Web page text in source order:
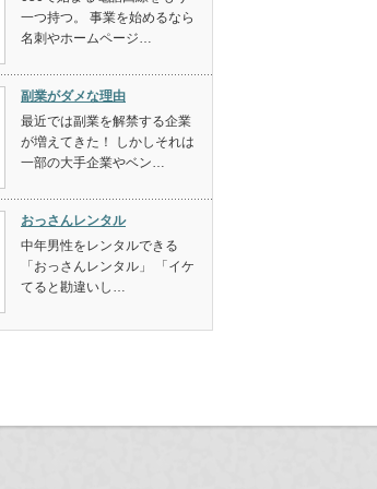
一つ持つ。 事業を始めるなら
名刺やホームページ…
副業がダメな理由
最近では副業を解禁する企業
が増えてきた！ しかしそれは
一部の大手企業やベン…
おっさんレンタル
中年男性をレンタルできる
「おっさんレンタル」 「イケ
てると勘違いし…